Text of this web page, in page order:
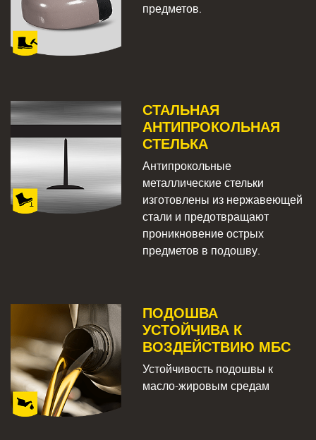
предметов.
СТАЛЬНАЯ
АНТИПРОКОЛЬНАЯ
СТЕЛЬКА
Антипрокольные
металлические стельки
изготовлены из нержавеющей
стали и предотвращают
проникновение острых
предметов в подошву.
ПОДОШВА
УСТОЙЧИВА К
ВОЗДЕЙСТВИЮ МБС
Устойчивость подошвы к
масло-жировым средам